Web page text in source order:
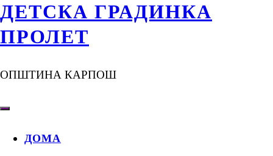
ДЕТСКА ГРАДИНКА
ПРОЛЕТ
ОПШТИНА КАРПОШ
ДОМА